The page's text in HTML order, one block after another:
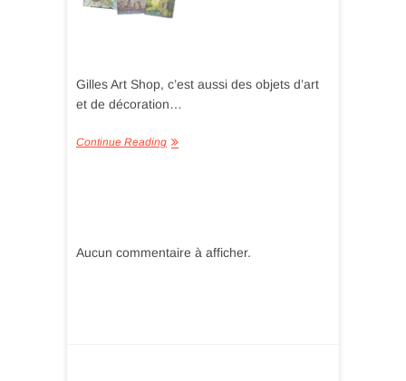
Gilles Art Shop, c’est aussi des objets d’art
et de décoration…
Continue Reading
Aucun commentaire à afficher.